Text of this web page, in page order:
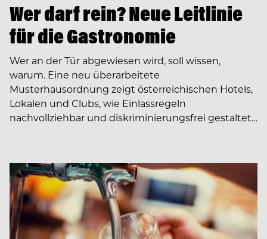
Wer darf rein? Neue Leitlinie
für die Gastronomie
Wer an der Tür abgewiesen wird, soll wissen,
warum. Eine neu überarbeitete
Musterhausordnung zeigt österreichischen Hotels,
Lokalen und Clubs, wie Einlassregeln
nachvollziehbar und diskriminierungsfrei gestaltet…